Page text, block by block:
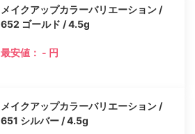
メイクアップカラーバリエーション /
652 ゴールド / 4.5g
最安値： - 円
メイクアップカラーバリエーション /
651 シルバー / 4.5g